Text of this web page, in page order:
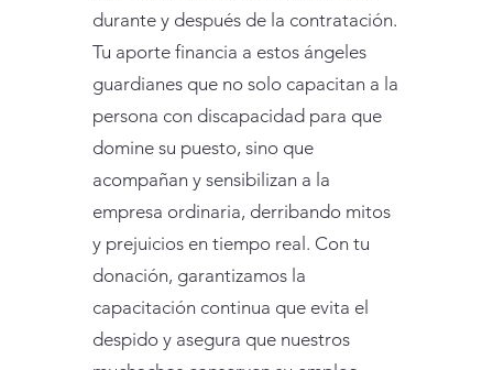
durante y después de la contratación.
Tu aporte financia a estos ángeles
guardianes que no solo capacitan a la
persona con discapacidad para que
domine su puesto, sino que
acompañan y sensibilizan a la
empresa ordinaria, derribando mitos
y prejuicios en tiempo real. Con tu
donación, garantizamos la
capacitación continua que evita el
despido y asegura que nuestros